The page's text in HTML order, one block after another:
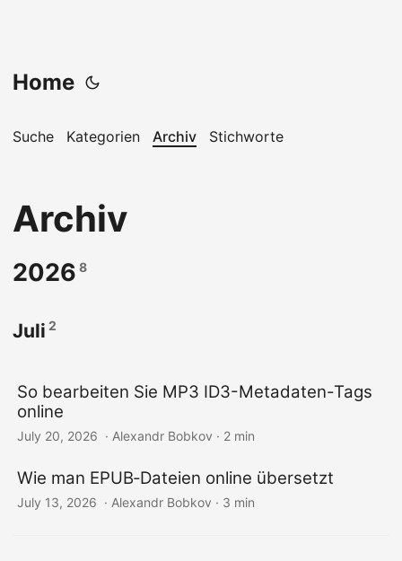
Home
Suche Kategorien Archiv Stichworte
Archiv
2026 8
Juli 2
So bearbeiten Sie MP3 ID3-Metadaten-Tags
online
July 20, 2026 ‎ · Alexandr Bobkov · 2 min
Wie man EPUB‑Dateien online übersetzt
July 13, 2026 ‎ · Alexandr Bobkov · 3 min